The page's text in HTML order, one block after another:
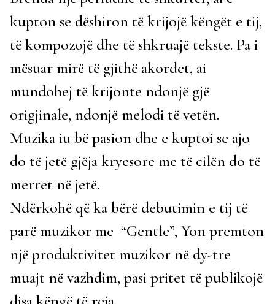
kupton se dëshiron të krijojë këngët e tij,
të kompozojë dhe të shkruajë tekste. Pa i
mësuar mirë të gjithë akordet, ai
mundohej të krijonte ndonjë gjë
origjinale, ndonjë melodi të vetën.
Muzika iu bë pasion dhe e kuptoi se ajo
do të jetë gjëja kryesore me të cilën do të
merret në jetë.
Ndërkohë që ka bërë debutimin e tij të
parë muzikor me “Gentle”, Yon premton
një produktivitet muzikor në dy-tre
muajt në vazhdim, pasi pritet të publikojë